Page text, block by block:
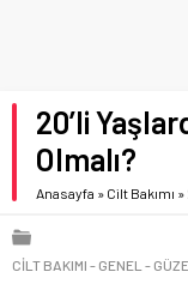
20’li
Olmalı?
Anasayfa » Cilt Bakımı »
CILT BAKIMI GENEL